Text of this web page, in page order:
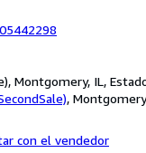
Montgomery, IL,
,
con el vendedor